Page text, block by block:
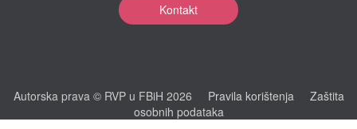
Kontakt
Autorska prava © RVP u FBiH 2026 Pravila korištenja
Zaštita
osobnih podataka